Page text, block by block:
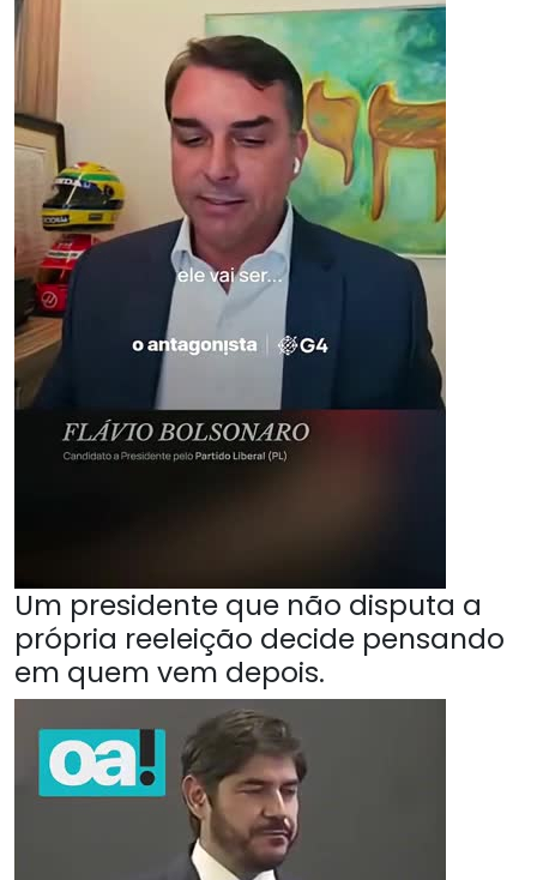
Um presidente que não disputa a
própria reeleição decide pensando
em quem vem depois.